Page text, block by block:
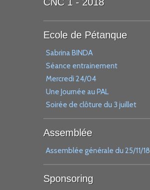
Ecole de Pétanque
Sabrina BINDA
Séance entrainement
Mercredi 24/04
Une Journée au PAL
Soirée de clôture du 3 juillet
Assemblée
Assemblée générale du 25/11/18
Sponsoring